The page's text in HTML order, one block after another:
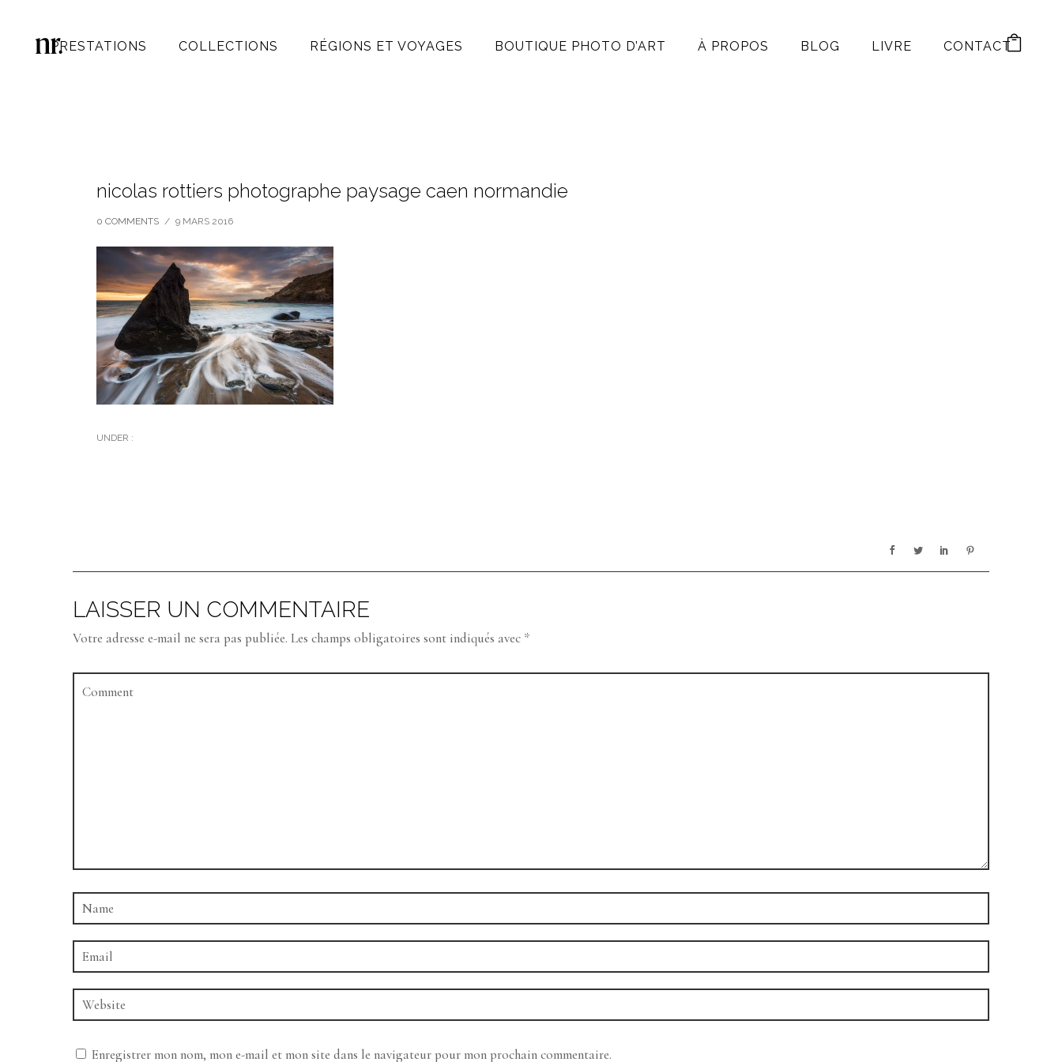
PRESTATIONS COLLECTIONS RÉGIONS ET VOYAGES BOUTIQUE PHOTO D’ART À PROPOS BLOG LIVRE CONTACT
nicolas rottiers photographe paysage caen normandie
0 COMMENTS / 9 MARS 2016
UNDER :
LAISSER UN COMMENTAIRE
Votre adresse e-mail ne sera pas publiée. Les champs obligatoires sont indiqués avec *
Enregistrer mon nom, mon e-mail et mon site dans le navigateur pour mon prochain commentaire.